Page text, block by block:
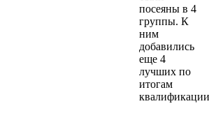
посеяны в 4
группы. К
ним
добавились
еще 4
лучших по
итогам